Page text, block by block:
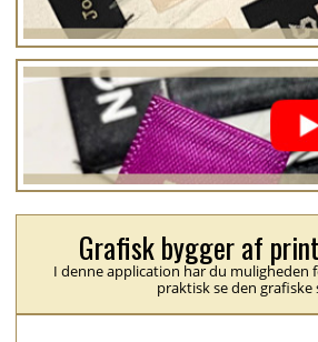
Grafisk bygger af
I denne application har du muligheden
praktisk se den